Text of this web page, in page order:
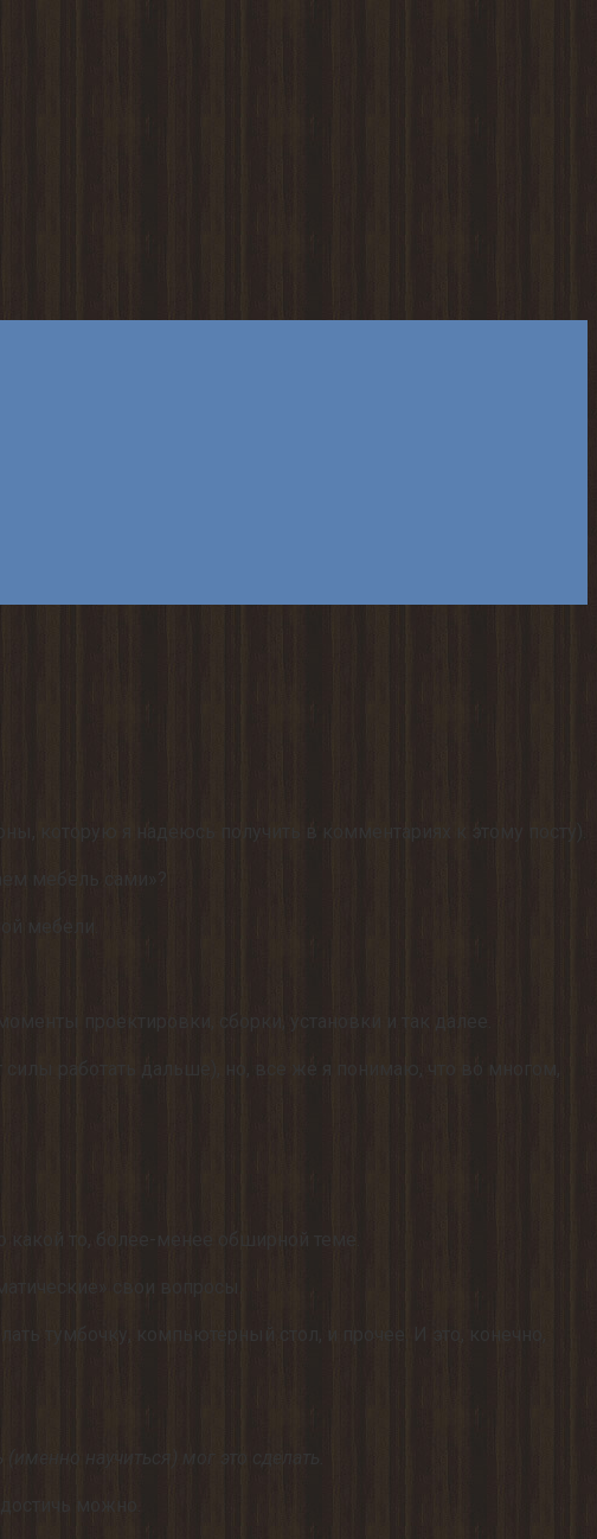
мебель сами»?
мебели.
проектировки, сборки, установки и так далее.
какой то, более-менее обширной теме.
свои вопросы.
тумбочку, компьютерный стол, и прочее. И это, конечно,
научиться) мог это сделать.
можно.